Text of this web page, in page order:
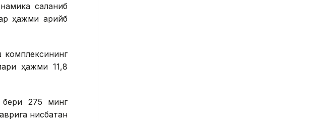
сақланиб
ҳажми қарийб
комплексининг
ҳажми 11,8
275 минг
нисбатан